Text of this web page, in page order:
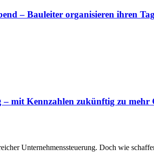
– Bauleiter organisieren ihren
mit Kennzahlen zukünftig zu
Unternehmenssteuerung. Doch wie